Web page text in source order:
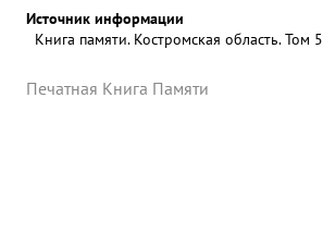
Источник информации
Книга памяти. Костромская область. Том 5
Печатная Книга Памяти